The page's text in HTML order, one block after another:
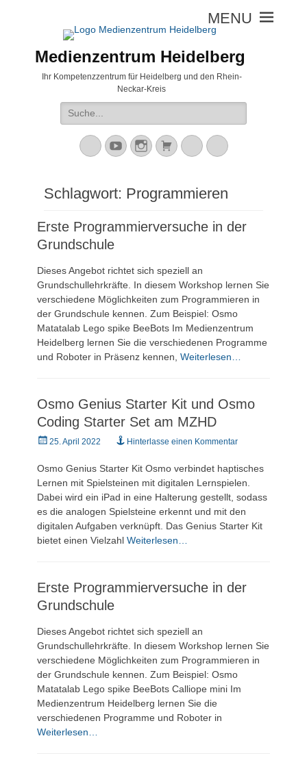
Medienzentrum Heidelberg
Ihr Kompetenzzentrum für Heidelberg und den Rhein-
Neckar-Kreis
Suche
nach:
Mastodon
YouTubeInstagramWarenkorb
CloudPeertube
Schlagwort: Programmieren
Erste Programmierversuche in der
Grundschule
Dieses Angebot richtet sich speziell an
Grundschullehrkräfte. In diesem Workshop lernen Sie
verschiedene Möglichkeiten zum Programmieren in
der Grundschule kennen. Zum Beispiel: Osmo
Matatalab Lego spike BeeBots Im Medienzentrum
Heidelberg lernen Sie die verschiedenen Programme
und Roboter in Präsenz kennen, Weiterlesen…
Osmo Genius Starter Kit und Osmo
Coding Starter Set am MZHD
Veröffentlicht
25. April 2022 Hinterlasse einen Kommentar
Osmo Genius Starter Kit Osmo verbindet haptisches
Lernen mit Spielsteinen mit digitalen Lernspielen.
Dabei wird ein iPad in eine Halterung gestellt, sodass
es die analogen Spielsteine erkennt und mit den
digitalen Aufgaben verknüpft. Das Genius Starter Kit
bietet einen Vielzahl Weiterlesen…
Erste Programmierversuche in der
Grundschule
Dieses Angebot richtet sich speziell an
Grundschullehrkräfte. In diesem Workshop lernen Sie
verschiedene Möglichkeiten zum Programmieren in
der Grundschule kennen. Zum Beispiel: Osmo
Matatalab Lego spike BeeBots Calliope mini Im
Medienzentrum Heidelberg lernen Sie die
verschiedenen Programme und Roboter in
Weiterlesen…